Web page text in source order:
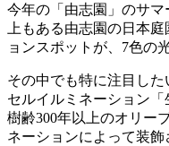
今年の「由志園」のサ
上もある由志園の日本
ョンスポットが、7色の
その中でも特に注目し
セルイルミネーション
樹齢300年以上のオリー
ネーションによって装